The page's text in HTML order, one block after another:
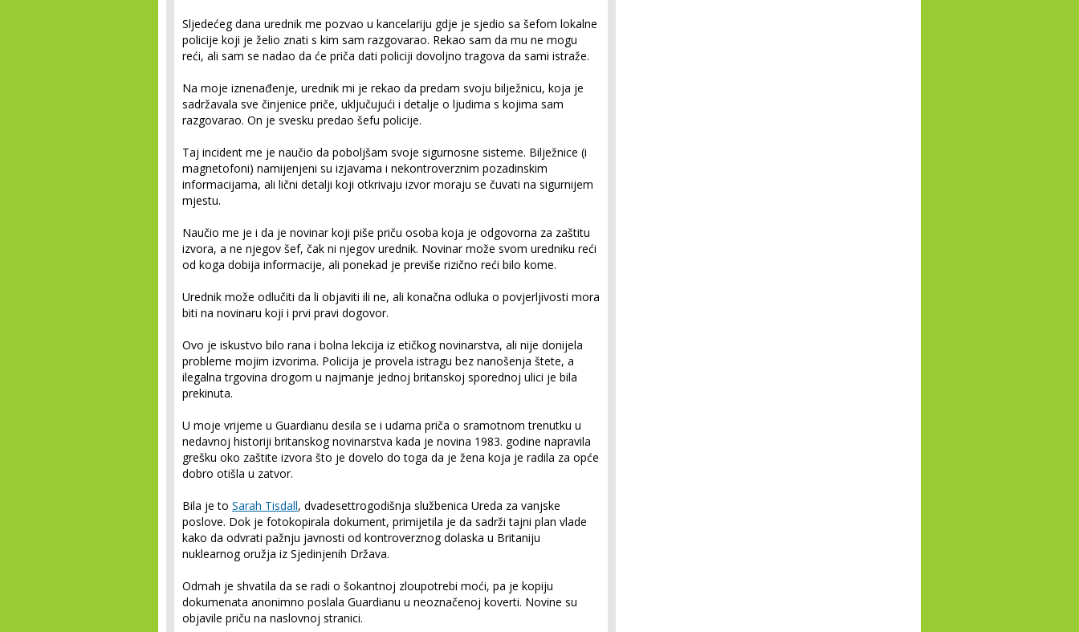
Sljedećeg dana urednik me pozvao u kancelariju gdje je sjedio sa šefom lokalne
policije koji je želio znati s kim sam razgovarao. Rekao sam da mu ne mogu
reći, ali sam se nadao da će priča dati policiji dovoljno tragova da sami istraže.
Na moje iznenađenje, urednik mi je rekao da predam svoju bilježnicu, koja je
sadržavala sve činjenice priče, uključujući i detalje o ljudima s kojima sam
razgovarao. On je svesku predao šefu policije.
Taj incident me je naučio da poboljšam svoje sigurnosne sisteme. Bilježnice (i
magnetofoni) namijenjeni su izjavama i nekontroverznim pozadinskim
informacijama, ali lični detalji koji otkrivaju izvor moraju se čuvati na sigurnijem
mjestu.
Naučio me je i da je novinar koji piše priču osoba koja je odgovorna za zaštitu
izvora, a ne njegov šef, čak ni njegov urednik. Novinar može svom uredniku reći
od koga dobija informacije, ali ponekad je previše rizično reći bilo kome.
Urednik može odlučiti da li objaviti ili ne, ali konačna odluka o povjerljivosti mora
biti na novinaru koji i prvi pravi dogovor.
Ovo je iskustvo bilo rana i bolna lekcija iz etičkog novinarstva, ali nije donijela
probleme mojim izvorima. Policija je provela istragu bez nanošenja štete, a
ilegalna trgovina drogom u najmanje jednoj britanskoj sporednoj ulici je bila
prekinuta.
U moje vrijeme u Guardianu desila se i udarna priča o sramotnom trenutku u
nedavnoj historiji britanskog novinarstva kada je novina 1983. godine napravila
grešku oko zaštite izvora što je dovelo do toga da je žena koja je radila za opće
dobro otišla u zatvor.
Bila je to Sarah Tisdall, dvadesettrogodišnja službenica Ureda za vanjske
poslove. Dok je fotokopirala dokument, primijetila je da sadrži tajni plan vlade
kako da odvrati pažnju javnosti od kontroverznog dolaska u Britaniju
nuklearnog oružja iz Sjedinjenih Država.
Odmah je shvatila da se radi o šokantnoj zloupotrebi moći, pa je kopiju
dokumenata anonimno poslala Guardianu u neoznačenoj koverti. Novine su
objavile priču na naslovnoj stranici.